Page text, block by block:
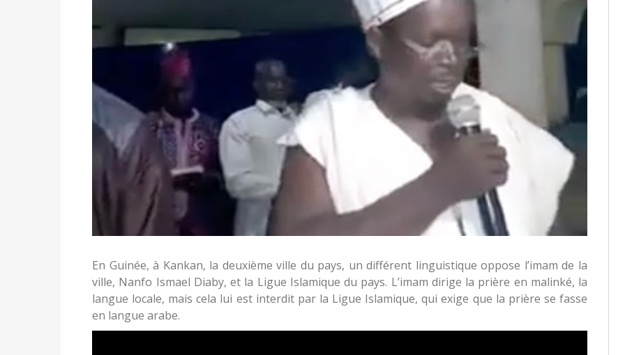
En Guinée, à Kankan, la deuxième ville du pays, un différent linguistique oppose l’imam de la
ville, Nanfo Ismael Diaby, et la Ligue Islamique du pays. L’imam dirige la prière en malinké, la
langue locale, mais cela lui est interdit par la Ligue Islamique, qui exige que la prière se fasse
en langue arabe.